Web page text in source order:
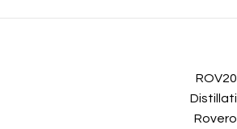
ROV20
Distillati
Rovero